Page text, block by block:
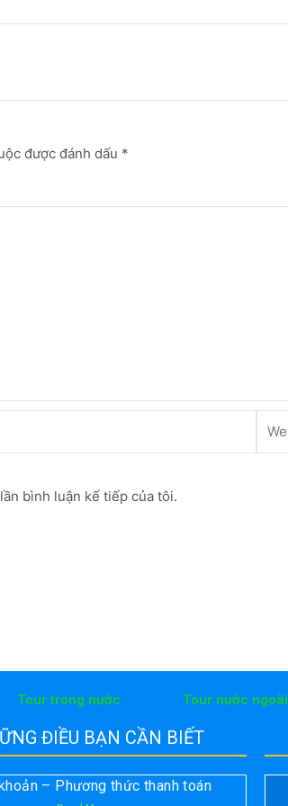
được đánh dấu *
bình luận kế tiếp của tôi.
Tour trong nước Tour nước ngoài
ĐIỀU BẠN CẦN BIẾT
– Phương thức thanh toán